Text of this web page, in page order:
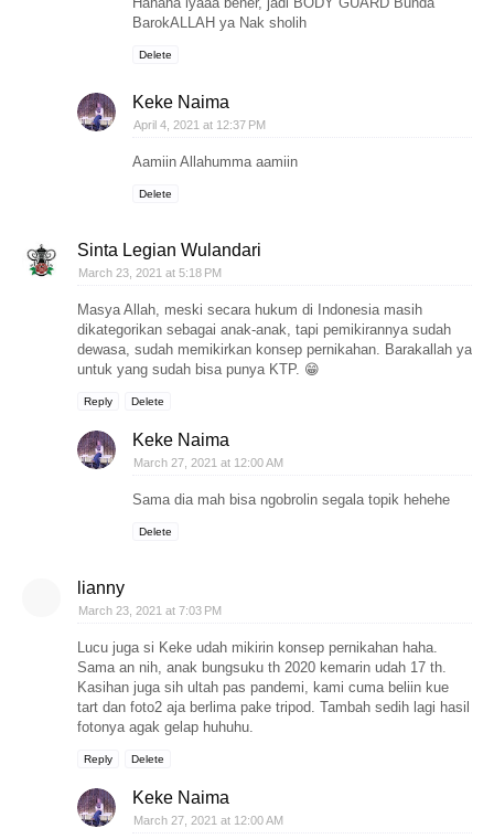
BarokALLAH ya Nak sholih
Delete
Keke Naima
April 4, 2021 at 12:37 PM
Aamiin Allahumma aamiin
Delete
Sinta Legian Wulandari
March 23, 2021 at 5:18 PM
Masya Allah, meski secara hukum di Indonesia masih
dikategorikan sebagai anak-anak, tapi pemikirannya sudah
dewasa, sudah memikirkan konsep pernikahan. Barakallah ya
untuk yang sudah bisa punya KTP. 😁
Reply Delete
Keke Naima
March 27, 2021 at 12:00 AM
Sama dia mah bisa ngobrolin segala topik hehehe
Delete
lianny
March 23, 2021 at 7:03 PM
Lucu juga si Keke udah mikirin konsep pernikahan haha.
Sama an nih, anak bungsuku th 2020 kemarin udah 17 th.
Kasihan juga sih ultah pas pandemi, kami cuma beliin kue
tart dan foto2 aja berlima pake tripod. Tambah sedih lagi hasil
fotonya agak gelap huhuhu.
Reply Delete
Keke Naima
March 27, 2021 at 12:00 AM